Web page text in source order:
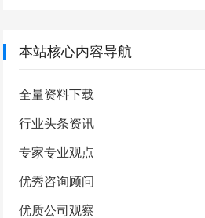
本站核心内容导航
全量资料下载
行业头条资讯
专家专业观点
优秀咨询顾问
优质公司观察